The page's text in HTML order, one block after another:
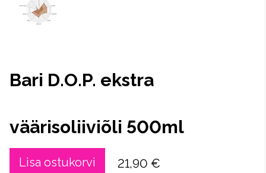
Bari D.O.P. ekstra
väärisoliiviõli 500ml
Lisa ostukorvi 21,90 €